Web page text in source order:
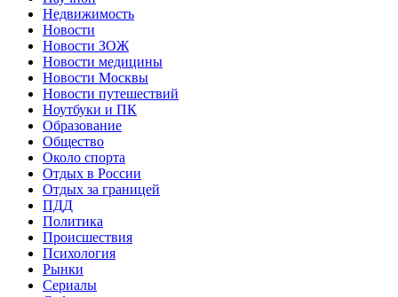
Недвижимость
Новости
Новости ЗОЖ
Новости медицины
Новости Москвы
Новости путешествий
Ноутбуки и ПК
Образование
Общество
Около спорта
Отдых в России
Отдых за границей
ПДД
Политика
Происшествия
Психология
Рынки
Сериалы